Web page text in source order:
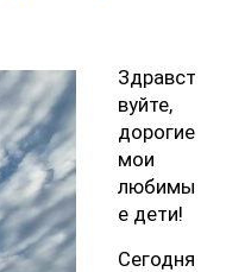
Здравст
вуйте,
дорогие
мои
любимы
е дети!
Сегодня